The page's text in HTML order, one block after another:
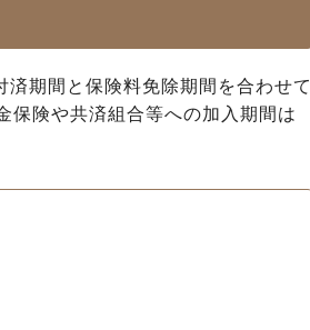
期間と保険料免除期間を合わせて
保険や共済組合等への加入期間は